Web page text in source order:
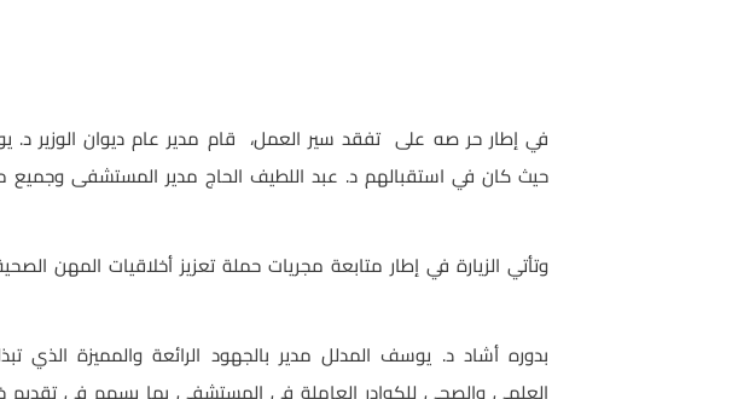
في إطار حر صه على تفقد سير العمل، قام مدير عام ديوان الوزير
حيث كان في استقبالهم د. عبد اللطيف الحاج مدير المستشفى وجميع
وتأتي الزيارة في إطار متابعة مجريات حملة تعزيز أخلاقيات
بدوره أشاد د. يوسف المدلل مدير بالجهود الرائعة والمميزة الذي